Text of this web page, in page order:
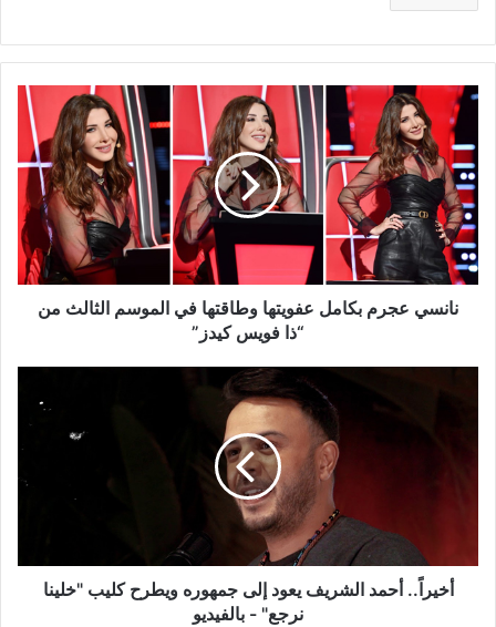
نانسي
عجرم
بكامل
عفويتها
وطاقتها
في
الموسم
الثالث
من
نانسي عجرم بكامل عفويتها وطاقتها في الموسم الثالث من
“ذا فويس كيدز”
"خلينا
نرجع"أخيراً.. أحمد الشريف يعود إلى جمهوره ويطرح كليب "خلينا
نرجع" - بالفيديو